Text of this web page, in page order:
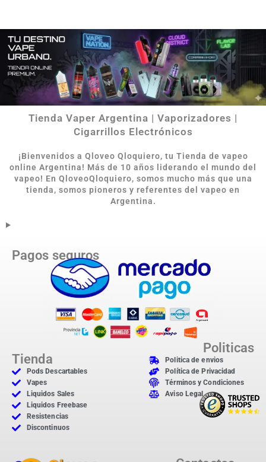
Tienda Vaper Argentina | Vaporizadores |
Cigarrillos Electrónicos
¡Bienvenidos a Qloveo Qloquiero, tu Tienda de vapeo
online Argentina! Más de 10 años liderando el mundo del
vapeo! En QloveoQloquiero, somos mucho más que una
tienda, somos pioneros y referentes del vapeo en
Argentina.
Pagos seguros
Tienda
Pods Descartables
Vapes
Liquidos Sales
Liquidos Freebase
Resistencias
Discontinuos
Politicas
Politica de envios
Política de Privacidad
Términos y Condiciones
Aviso Legal